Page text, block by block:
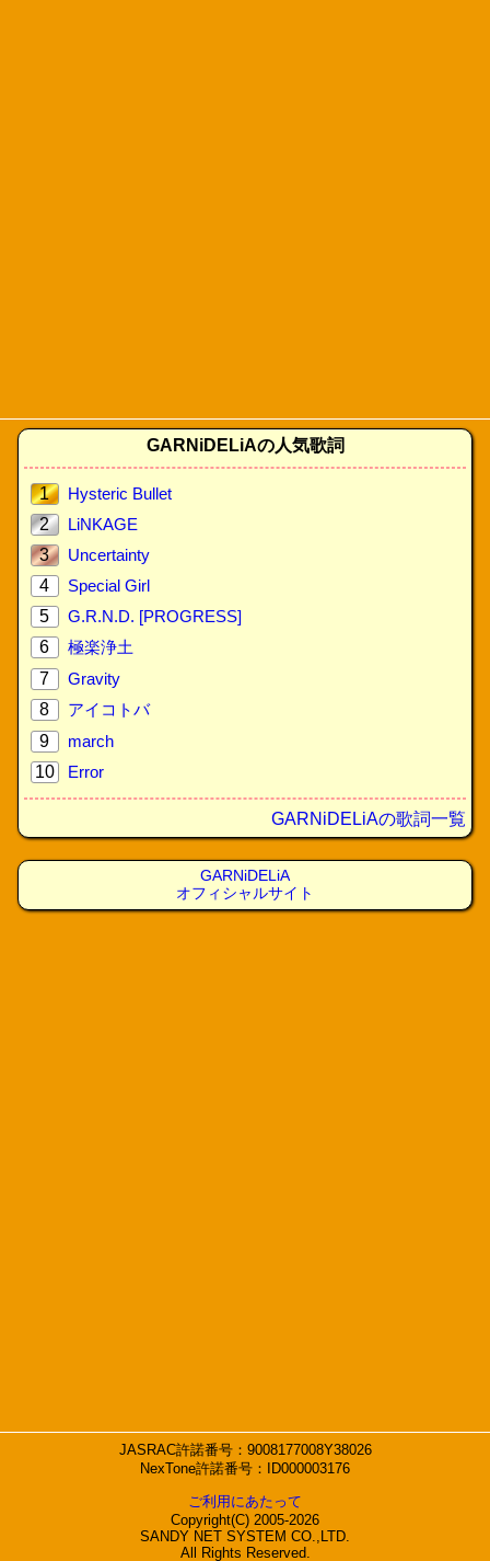
GARNiDELiAの人気歌詞
1
Hysteric Bullet
2
LiNKAGE
3
Uncertainty
4
Special Girl
5
G.R.N.D. [PROGRESS]
6
極楽浄土
7
Gravity
8
アイコトバ
9
march
10
Error
GARNiDELiAの歌詞一覧
GARNiDELiA
オフィシャルサイト
JASRAC許諾番号：9008177008Y38026
NexTone許諾番号：ID000003176
ご利用にあたって
Copyright(C) 2005-2026
SANDY NET SYSTEM CO.,LTD.
All Rights Reserved.